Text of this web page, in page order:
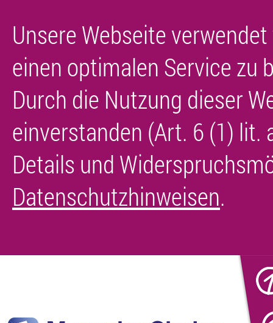
Unsere Webseite
einen optimalen Service zu
Durch die Nutzung dieser
einverstanden (Art. 6 (1) lit.
Details und
Datenschutzhinweisen.